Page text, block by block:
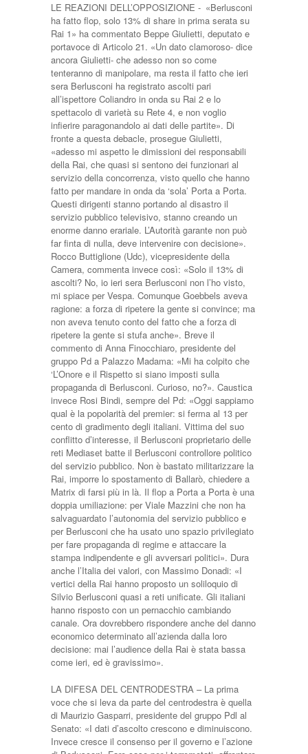
LE REAZIONI DELL’OPPOSIZIONE - «Berlusconi
ha fatto flop, solo 13% di share in prima serata su
Rai 1» ha commentato Beppe Giulietti, deputato e
portavoce di Articolo 21. «Un dato clamoroso- dice
ancora Giulietti- che adesso non so come
tenteranno di manipolare, ma resta il fatto che ieri
sera Berlusconi ha registrato ascolti pari
all’ispettore Coliandro in onda su Rai 2 e lo
spettacolo di varietà su Rete 4, e non voglio
infierire paragonandolo ai dati delle partite». Di
fronte a questa debacle, prosegue Giulietti,
«adesso mi aspetto le dimissioni dei responsabili
della Rai, che quasi si sentono dei funzionari al
servizio della concorrenza, visto quello che hanno
fatto per mandare in onda da ‘sola’ Porta a Porta.
Questi dirigenti stanno portando al disastro il
servizio pubblico televisivo, stanno creando un
enorme danno erariale. L’Autorità garante non può
far finta di nulla, deve intervenire con decisione».
Rocco Buttiglione (Udc), vicepresidente della
Camera, commenta invece così: «Solo il 13% di
ascolti? No, io ieri sera Berlusconi non l’ho visto,
mi spiace per Vespa. Comunque Goebbels aveva
ragione: a forza di ripetere la gente si convince; ma
non aveva tenuto conto del fatto che a forza di
ripetere la gente si stufa anche». Breve il
commento di Anna Finocchiaro, presidente del
gruppo Pd a Palazzo Madama: «Mi ha colpito che
‘L’Onore e il Rispetto si siano imposti sulla
propaganda di Berlusconi. Curioso, no?». Caustica
invece Rosi Bindi, sempre del Pd: «Oggi sappiamo
qual è la popolarità del premier: si ferma al 13 per
cento di gradimento degli italiani. Vittima del suo
conflitto d’interesse, il Berlusconi proprietario delle
reti Mediaset batte il Berlusconi controllore politico
del servizio pubblico. Non è bastato militarizzare la
Rai, imporre lo spostamento di Ballarò, chiedere a
Matrix di farsi più in là. Il flop a Porta a Porta è una
doppia umiliazione: per Viale Mazzini che non ha
salvaguardato l’autonomia del servizio pubblico e
per Berlusconi che ha usato uno spazio privilegiato
per fare propaganda di regime e attaccare la
stampa indipendente e gli avversari politici». Dura
anche l’Italia dei valori, con Massimo Donadi: «I
vertici della Rai hanno proposto un soliloquio di
Silvio Berlusconi quasi a reti unificate. Gli italiani
hanno risposto con un pernacchio cambiando
canale. Ora dovrebbero rispondere anche del danno
economico determinato all’azienda dalla loro
decisione: mai l’audience della Rai è stata bassa
come ieri, ed è gravissimo».
LA DIFESA DEL CENTRODESTRA – La prima
voce che si leva da parte del centrodestra è quella
di Maurizio Gasparri, presidente del gruppo Pdl al
Senato: «I dati d’ascolto crescono e diminuiscono.
Invece cresce il consenso per il governo e l’azione